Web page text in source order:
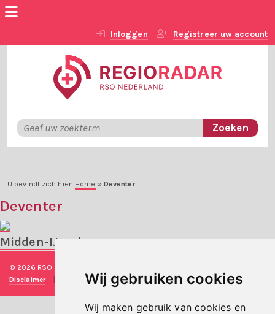
Wij gebruiken cookies
Wij maken gebruik van cookies en
Inloggen Registreer uw account
U bevindt zich hier: Home » Deventer
Deventer
Midden-IJssel
© 2026 RSO Nederland
Disclaimer
Privacy verklaring | Technische realisatieSieronline B.V.